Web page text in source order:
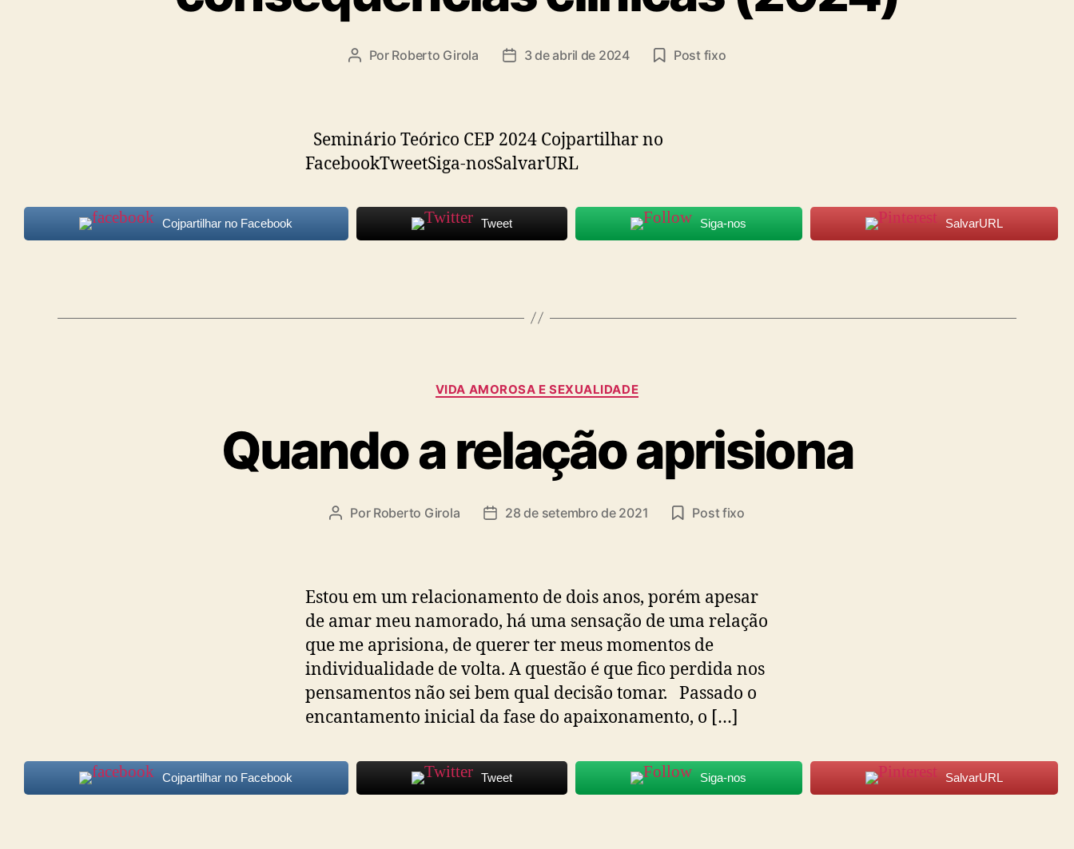
Autor
Por Roberto Girola
Data3 de abril de 2024 Post fixo
Seminário Teórico CEP 2024 Cojpartilhar no
FacebookTweetSiga-nosSalvarURL
Cojpartilhar no Facebook Tweet Siga-nos SalvarURL
Categorias
VIDA AMOROSA E SEXUALIDADE
Quando a relação aprisiona
Autor
Por Roberto Girola
Data28 de setembro de 2021 Post fixo
Estou em um relacionamento de dois anos, porém apesar
de amar meu namorado, há uma sensação de uma relação
que me aprisiona, de querer ter meus momentos de
individualidade de volta. A questão é que fico perdida nos
pensamentos não sei bem qual decisão tomar. Passado o
encantamento inicial da fase do apaixonamento, o […]
Cojpartilhar no Facebook Tweet Siga-nos SalvarURL